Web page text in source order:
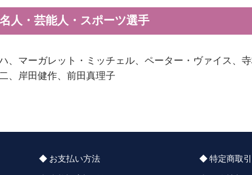
人・芸能人・スポーツ選手
、マーガレット・ミッチェル、ペーター・ヴァイス、
、岸田健作、前田真理子
お支払い方法 特定商取